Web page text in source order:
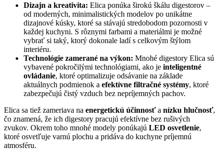
Dizajn a kreativita: Elica ponúka širokú škálu digestorov –
od moderných, minimalistických modelov po unikátne
dizajnové kúsky, ktoré sa stávajú stredobodom pozornosti v
každej kuchyni. S rôznymi farbami a materiálmi je možné
vybrať si taký, ktorý dokonale ladí s celkovým štýlom
interiéru.
Technológie zamerané na výkon: Mnohé digestory Elica sú
vybavené pokročilými technológiami, ako je inteligentné
ovládanie, ktoré optimalizuje odsávanie na základe
aktuálnych podmienok a efektívne filtračné systémy, ktoré
zabezpečujú čistý vzduch bez nepríjemných pachov.
Elica sa tiež zameriava na energetickú účinnosťa nízku hlučnosť,
čo znamená, že ich digestory pracujú efektívne bez rušivých
zvukov. Okrem toho mnohé modely ponúkajú LED osvetlenie,
ktoré osvetľuje varnú plochu a pridáva do kuchyne príjemnú
atmosféru.